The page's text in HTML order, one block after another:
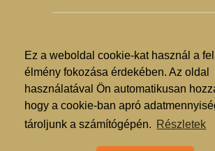
Ez a weboldal cookie-kat használ a
élmény fokozása érdekében. Az oldal
használatával Ön automatikusan
hogy a cookie-ban apró
tároljunk a számítógépén. Részletek
© Nyíregyházi Kosár Közösség
Hogyan lehet vásárolni?
GDPR
ÁSZF